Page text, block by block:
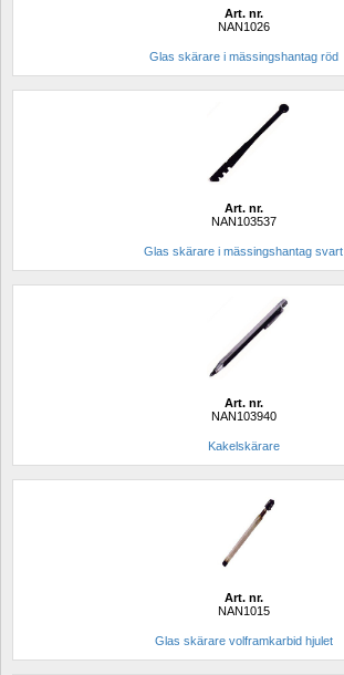
Art. nr.
NAN1026
Glas skärare i mässingshantag röd
Art. nr.
NAN103537
Glas skärare i mässingshantag svart
Art. nr.
NAN103940
Kakelskärare
Art. nr.
NAN1015
Glas skärare volframkarbid hjulet